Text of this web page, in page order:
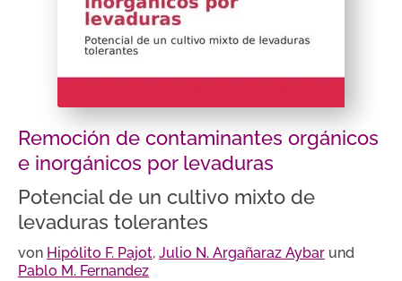
Remoción de contaminantes orgánicos
e inorgánicos por levaduras
Potencial de un cultivo mixto de
levaduras tolerantes
von Hipólito F. Pajot, Julio N. Argañaraz Aybar und
Pablo M. Fernandez